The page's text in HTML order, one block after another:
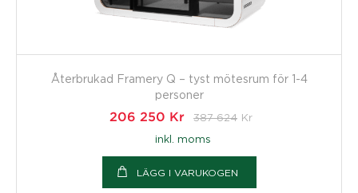
Återbrukad Framery Q – tyst mötesrum för 1-4
personer
206 250 Kr 387 624 Kr
inkl. moms
LÄGG I VARUKOGEN